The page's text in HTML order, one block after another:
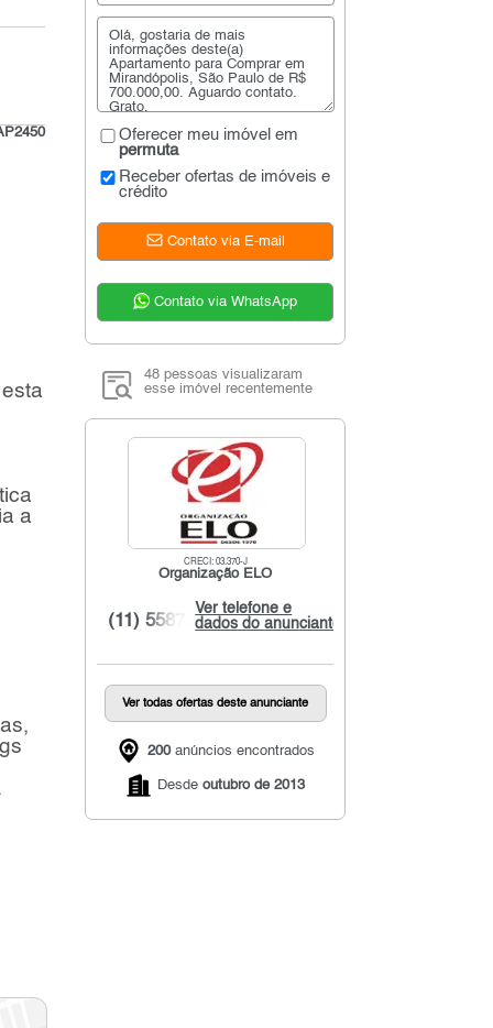
a
Oferecer meu imóvel em
permuta
Receber ofertas de imóveis e
crédito
Contato via E-mail
Contato via WhatsApp
48 pessoas visualizaram
esse imóvel recentemente
CRECI: 03.370-J
Organização ELO
Ver telefone e
dados do anunciante
(11) 5587...
Ver todas ofertas deste anunciante
200anúncios encontrados
Desde outubro de 2013